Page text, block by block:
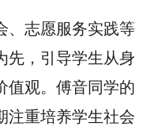
、志愿服务实践等
先，引导学生从身
值观。傅音同学的
注重培养学生社会